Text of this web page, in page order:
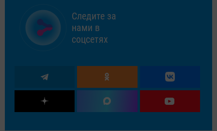
Следите за
нами в
соцсетях